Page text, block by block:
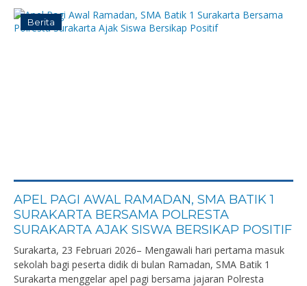
Berita
APEL PAGI AWAL RAMADAN, SMA BATIK 1
SURAKARTA BERSAMA POLRESTA
SURAKARTA AJAK SISWA BERSIKAP POSITIF
Surakarta, 23 Februari 2026– Mengawali hari pertama masuk
sekolah bagi peserta didik di bulan Ramadan, SMA Batik 1
Surakarta menggelar apel pagi bersama jajaran Polresta